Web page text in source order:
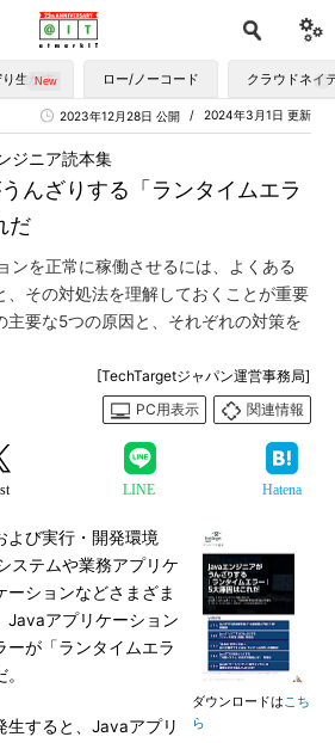
生かす ロー/ノーコード クラウドネイ
2024年3月1日 更新
2023年12月28日 公開
んざりする「ランタイムエラ
だ
ジニア読本集
ンを正常に稼働させるには、よくある
、その対処法を理解しておくことが重要
主要な5つの原因と、それぞれの対策を
[TechTargetジャパン運営事務局]
PC用表示
関連情報
LINE Hatena
ダウンロードはこち
ら
び実行・開発環境
ステムや業務アプリケ
ーションなどさまざま
Javaアプリケーション
ーが「ランタイムエラ
すると、Javaアプリ